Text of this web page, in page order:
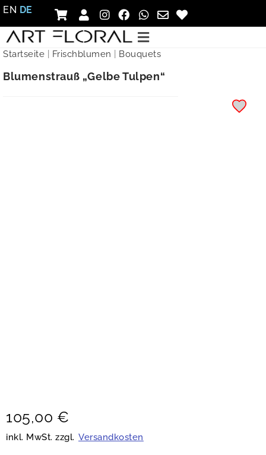
EN DE
Startseite Frischblumen Bouquets
Blumenstrauß „Gelbe Tulpen“
105,00 €
inkl. MwSt. zzgl. Versandkosten